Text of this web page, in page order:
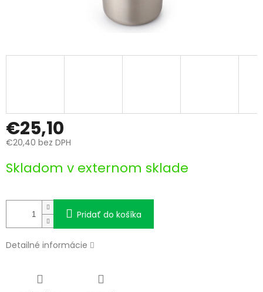
€25,10
€20,40 bez DPH
cena:
Skladom v externom sklade
Pridať do košíka
Detailné informácie